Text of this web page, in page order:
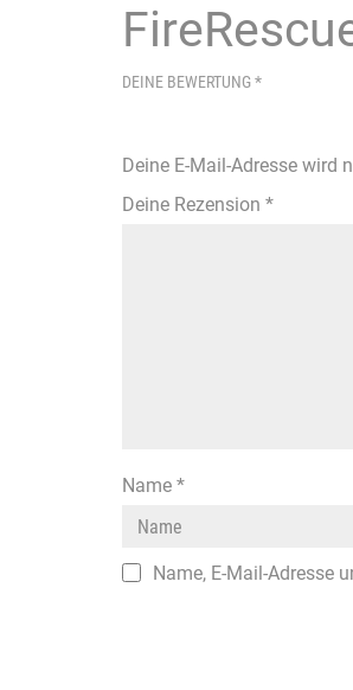
Deine E-Mail-Adresse wird
DEINE BEWERTUNG*
Deine Rezension *
Name *
Name, E-Mail-Adresse